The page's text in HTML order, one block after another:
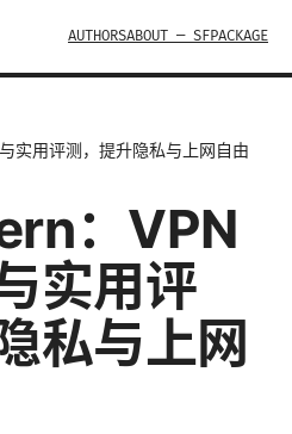
AUTHORSABOUT — SFPACKAGE
实用评测，提升隐私与上网自由
：VPN
实用评
私与上网